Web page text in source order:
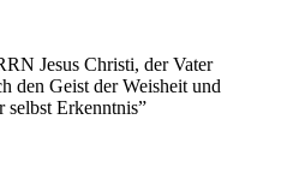
Jesus Christi, der Vater
den Geist der Weisheit und
selbst Erkenntnis”